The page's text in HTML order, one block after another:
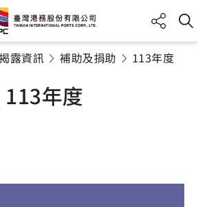
露資訊 補助及捐助 113年度
113年度